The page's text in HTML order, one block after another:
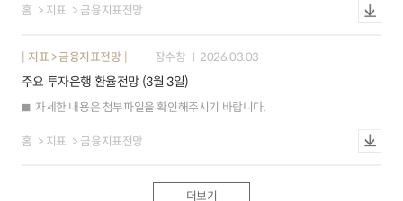
yoy)가 견조하고 글로벌 AI 투자 확대에 따른 대외수요(해외기계수주3월
86.8%4월 64.1%)도 지속. 對중동 수출 회복도 기대되면서 금년 성장률 전망
(유가안정,재정지출 확대등)되고 미-중 갈등 완화 가능성, AI 투자 강세 등에따른
견조한 수출 모멘텀(`26년 연간 수출 전망 14%)이 하반기 성장을 견인할
것으로 전망(Deutsche Bank)
홈 지표 금융지표전망
지표 > 금융지표전망 장수창 2026.03.03
주요 투자은행 환율전망 (3월 3일)
자세한 내용은 첨부파일을 확인해주시기 바랍니다.
홈 지표 금융지표전망
더보기